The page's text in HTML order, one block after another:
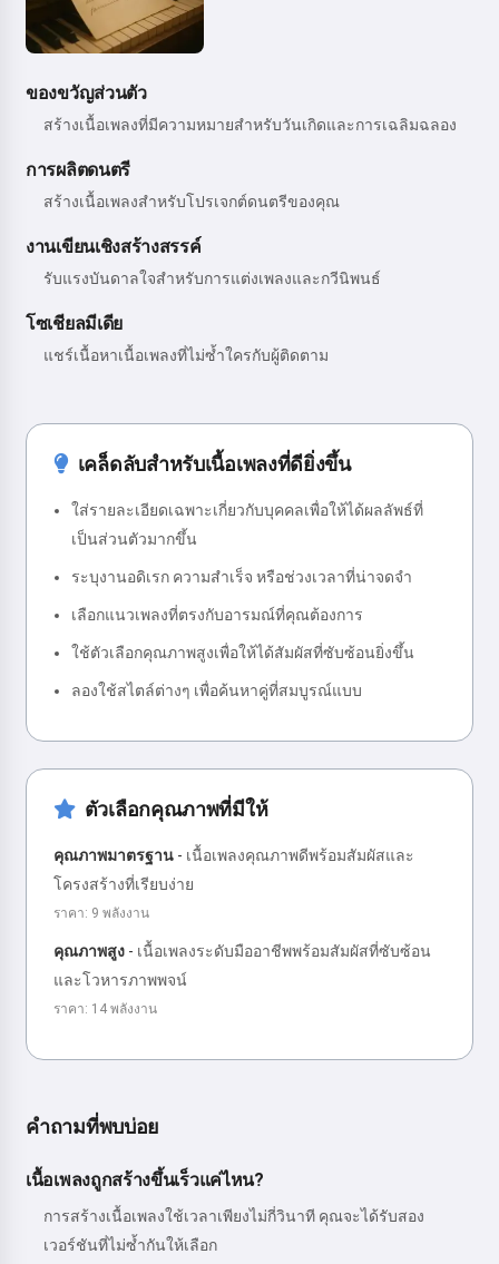
ของขวัญส่วนตัว
สร้างเนื้อเพลงที่มีความหมายสำหรับวันเกิดและการเฉลิมฉลอง
การผลิตดนตรี
สร้างเนื้อเพลงสำหรับโปรเจกต์ดนตรีของคุณ
งานเขียนเชิงสร้างสรรค์
รับแรงบันดาลใจสำหรับการแต่งเพลงและกวีนิพนธ์
โซเชียลมีเดีย
แชร์เนื้อหาเนื้อเพลงที่ไม่ซ้ำใครกับผู้ติดตาม
เคล็ดลับสำหรับเนื้อเพลงที่ดียิ่งขึ้น
ใส่รายละเอียดเฉพาะเกี่ยวกับบุคคลเพื่อให้ได้ผลลัพธ์ที่
เป็นส่วนตัวมากขึ้น
ระบุงานอดิเรก ความสำเร็จ หรือช่วงเวลาที่น่าจดจำ
เลือกแนวเพลงที่ตรงกับอารมณ์ที่คุณต้องการ
ใช้ตัวเลือกคุณภาพสูงเพื่อให้ได้สัมผัสที่ซับซ้อนยิ่งขึ้น
ลองใช้สไตล์ต่างๆ เพื่อค้นหาคู่ที่สมบูรณ์แบบ
ตัวเลือกคุณภาพที่มีให้
คุณภาพมาตรฐาน - เนื้อเพลงคุณภาพดีพร้อมสัมผัสและ
โครงสร้างที่เรียบง่าย
ราคา: 9 พลังงาน
คุณภาพสูง - เนื้อเพลงระดับมืออาชีพพร้อมสัมผัสที่ซับซ้อน
และโวหารภาพพจน์
ราคา: 14 พลังงาน
คำถามที่พบบ่อย
เนื้อเพลงถูกสร้างขึ้นเร็วแค่ไหน?
การสร้างเนื้อเพลงใช้เวลาเพียงไม่กี่วินาที คุณจะได้รับสอง
เวอร์ชันที่ไม่ซ้ำกันให้เลือก